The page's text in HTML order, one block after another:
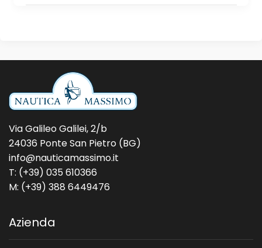
Via Galileo Galilei, 2/b
24036 Ponte San Pietro (BG)
info@nauticamassimo.it
T: (+39) 035 610366
M: (+39) 388 6449476
Azienda